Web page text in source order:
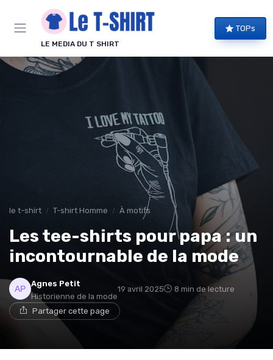
LE MEDIA DU T SHIRT
TOPs
le t-shirt T-shirt Homme À motifs
Les tee-shirts pour papa : un
incontournable de la mode
Agnes Petit
Historienne de la mode
19 avril 2025 8 min de lecture
Partager cette page
Panneau de gestion des cookies